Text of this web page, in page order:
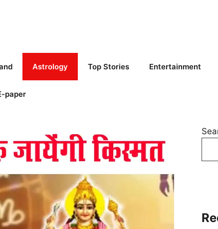
Astrology Top Stories Entertainment
paper